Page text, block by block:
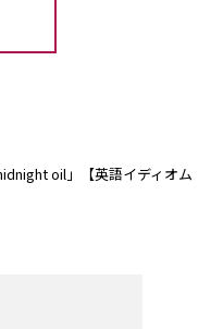
oil」【英語イディオム